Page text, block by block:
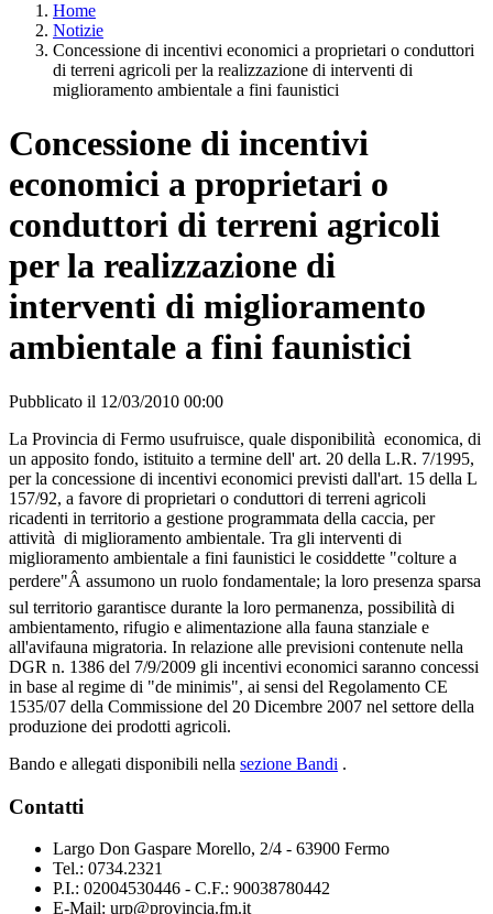
Home
Notizie
Concessione di incentivi economici a proprietari o conduttori
di terreni agricoli per la realizzazione di interventi di
miglioramento ambientale a fini faunistici
Concessione di incentivi
economici a proprietari o
conduttori di terreni agricoli
per la realizzazione di
interventi di miglioramento
ambientale a fini faunistici
Pubblicato il 12/03/2010 00:00
La Provincia di Fermo usufruisce, quale disponibilità economica, di
un apposito fondo, istituito a termine dell' art. 20 della L.R. 7/1995,
per la concessione di incentivi economici previsti dall'art. 15 della L
157/92, a favore di proprietari o conduttori di terreni agricoli
ricadenti in territorio a gestione programmata della caccia, per
attività di miglioramento ambientale. Tra gli interventi di
miglioramento ambientale a fini faunistici le cosiddette "colture a
perdere"Â assumono un ruolo fondamentale; la loro presenza sparsa
sul territorio garantisce durante la loro permanenza, possibilità di
ambientamento, rifugio e alimentazione alla fauna stanziale e
all'avifauna migratoria. In relazione alle previsioni contenute nella
DGR n. 1386 del 7/9/2009 gli incentivi economici saranno concessi
in base al regime di "de minimis", ai sensi del Regolamento CE
1535/07 della Commissione del 20 Dicembre 2007 nel settore della
produzione dei prodotti agricoli.
Bando e allegati disponibili nella sezione Bandi .
Contatti
Largo Don Gaspare Morello, 2/4 - 63900 Fermo
Tel.: 0734.2321
P.I.: 02004530446 - C.F.: 90038780442
E-Mail: urp@provincia.fm.it